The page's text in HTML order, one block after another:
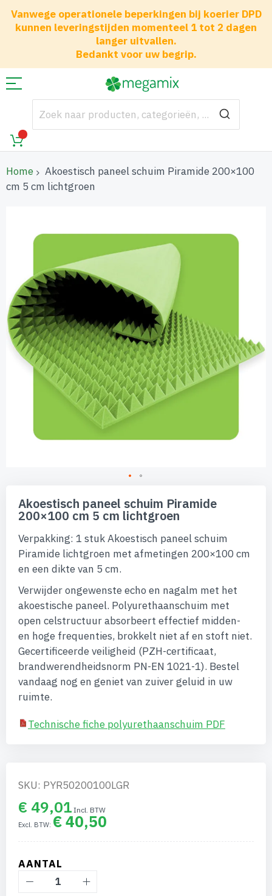
Vanwege operationele beperkingen bij koerier DPD
kunnen leveringstijden momenteel 1 tot 2 dagen
langer uitvallen.
Bedankt voor uw begrip.
Home
Akoestisch paneel schuim Piramide 200×100
cm 5 cm lichtgroen
afbeeldingen-
gallerij
naar
begin
afbeeldingen-
Akoestisch paneel schuim Piramide
200×100 cm 5 cm lichtgroen
Verpakking: 1 stuk Akoestisch paneel schuim
Piramide lichtgroen met afmetingen 200×100 cm
en een dikte van 5 cm.
Verwijder ongewenste echo en nagalm met het
akoestische paneel. Polyurethaanschuim met
open celstructuur absorbeert effectief midden-
en hoge frequenties, brokkelt niet af en stoft niet.
Gecertificeerde veiligheid (PZH-certificaat,
brandwerendheidsnorm PN-EN 1021-1). Bestel
vandaag nog en geniet van zuiver geluid in uw
ruimte.
Technische fiche polyurethaanschuim PDF
SKU: PYR50200100LGR
€ 49,01
€ 40,50
AANTAL